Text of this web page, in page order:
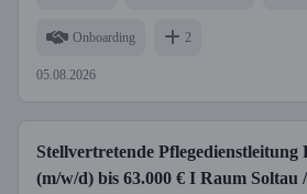
Onboarding 2
05.08.2026
Stellvertretende Pflegedienstleitung
(m/w/d) bis 63.000 € I Raum Soltau /